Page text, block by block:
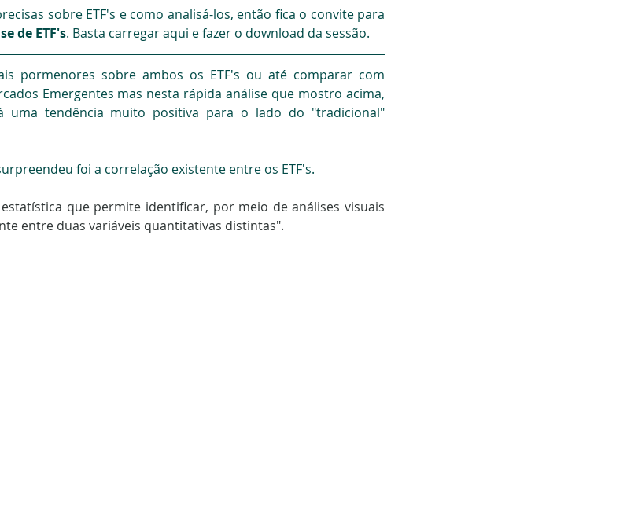
sobre ETF's e como analisá-los, então fica o convite para
de ETF's. Basta carregar aqui e fazer o download da sessão.
pormenores sobre ambos os ETF's ou até comparar com
Emergentes mas nesta rápida análise que mostro acima,
uma tendência muito positiva para o lado do "tradicional"
foi a correlação existente entre os ETF's.
que permite identificar, por meio de análises visuais
entre duas variáveis quantitativas distintas".